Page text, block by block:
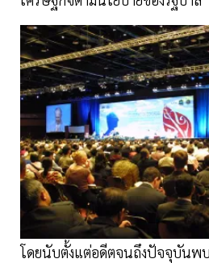
โดยนับตั้งแต่อดีตจนถึงปัจจุบันพบ